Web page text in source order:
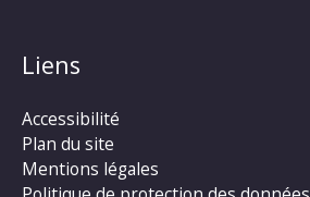
Liens
Accessibilité
Plan du site
Mentions légales